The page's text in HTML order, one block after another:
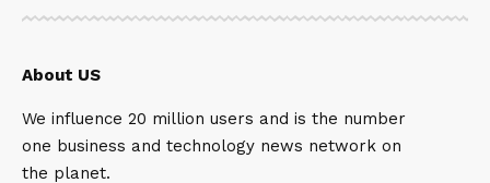
About US
We influence 20 million users and is the number
one business and technology news network on
the planet.